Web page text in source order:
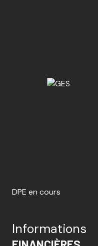
1 niveau(x)
balcon
DPE en cours
Informations